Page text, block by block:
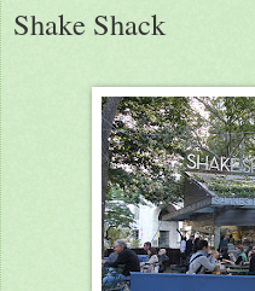
Shake Shack